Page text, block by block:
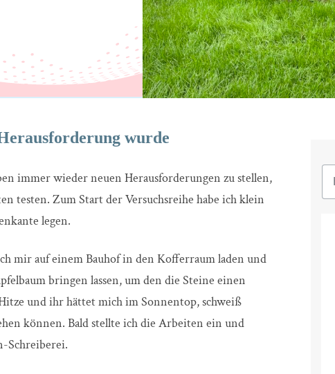
wurde
immer wieder neuen Herausforderungen zu stellen,
testen. Zum Start der Versuchsreihe habe ich klein
legen.
mir auf einem Bauhof in den Kofferraum laden und
bringen lassen, um den die Steine einen
und ihr hättet mich im Sonnentop, schweiß
können. Bald stellte ich die Arbeiten ein und
Schreiberei.